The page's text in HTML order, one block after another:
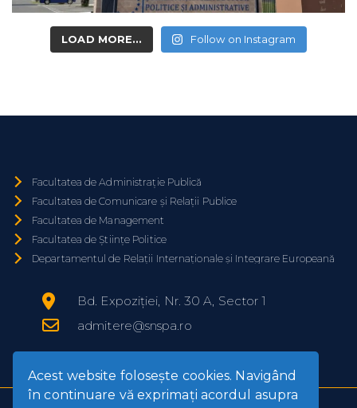
LOAD MORE... Follow on Instagram
Facultatea de Administrație Publică
Facultatea de Comunicare și Relații Publice
Facultatea de Management
Facultatea de Științe Politice
Departamentul de Relații Internaționale și Integrare Europeană
Bd. Expoziției, Nr. 30 A, Sector 1
admitere@snspa.ro
Acest website foloseşte cookies. Navigând
în continuare vă exprimaţi acordul asupra